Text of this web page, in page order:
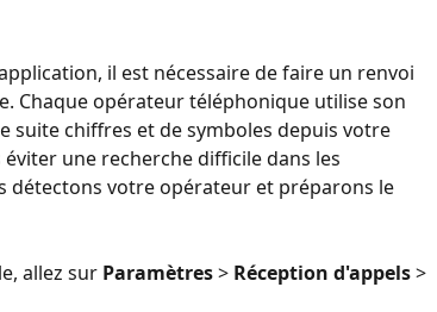
il est nécessaire de faire un renvoi
Chaque opérateur téléphonique utilise son
suite chiffres et de symboles depuis votre
une recherche difficile dans les
détectons votre opérateur et préparons le
allez sur Paramètres > Réception d'appels >